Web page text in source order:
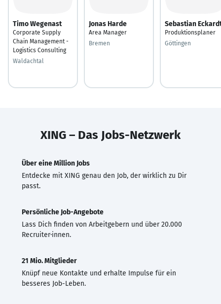
Timo Wegenast
Corporate Supply
Chain Management -
Logistics Consulting
Waldachtal
Jonas Harde
Area Manager
Bremen
Sebastian
Produktionsplaner
Göttingen
XING – Das Jobs-Netzwerk
Über eine Million Jobs
Entdecke mit XING genau den Job, der wirklich zu Dir
passt.
Persönliche Job-Angebote
Lass Dich finden von Arbeitgebern und über 20.000
Recruiter·innen.
21 Mio. Mitglieder
Knüpf neue Kontakte und erhalte Impulse für ein
besseres Job-Leben.